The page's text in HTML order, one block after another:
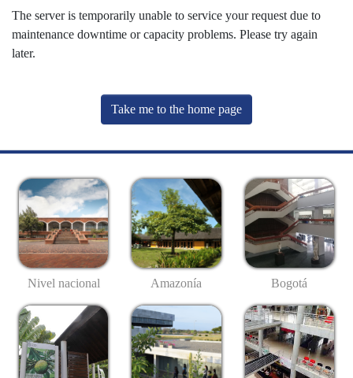
The server is temporarily unable to service your request due to
maintenance downtime or capacity problems. Please try again
later.
Take me to the home page
Nivel nacional Amazonía Bogotá